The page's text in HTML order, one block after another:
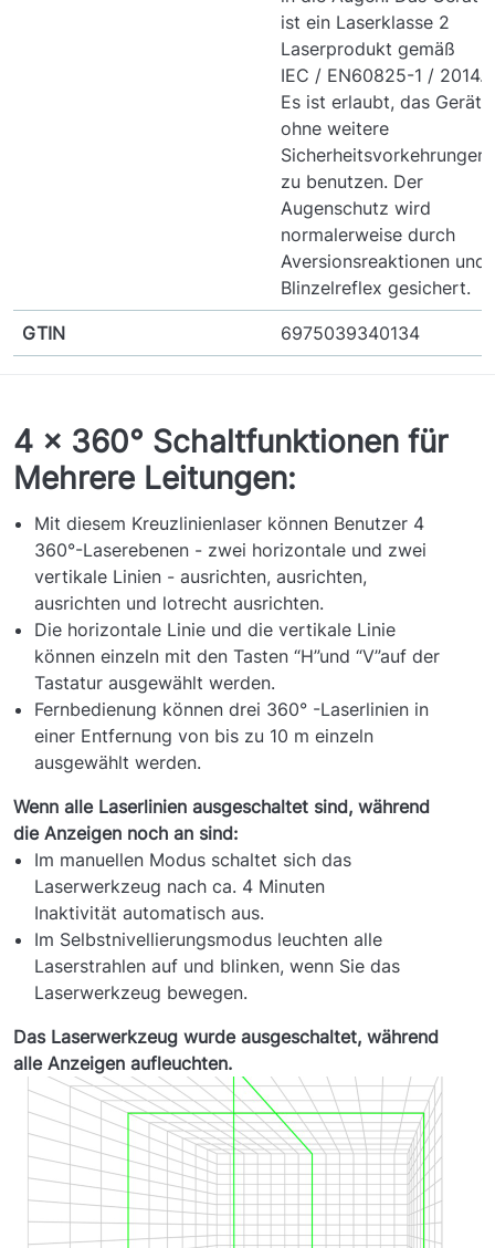
ist ein Laserklasse 2
Laserprodukt gemäß
IEC / EN60825-1 / 2014.
Es ist erlaubt, das Gerät
ohne weitere
Sicherheitsvorkehrungen
zu benutzen. Der
Augenschutz wird
normalerweise durch
Aversionsreaktionen und
Blinzelreflex gesichert.
GTIN 6975039340134
4 x 360° Schaltfunktionen für
Mehrere Leitungen:
Mit diesem Kreuzlinienlaser können Benutzer 4
360°-Laserebenen - zwei horizontale und zwei
vertikale Linien - ausrichten, ausrichten,
ausrichten und lotrecht ausrichten.
Die horizontale Linie und die vertikale Linie
können einzeln mit den Tasten “H”und “V”auf der
Tastatur ausgewählt werden.
Fernbedienung können drei 360° -Laserlinien in
einer Entfernung von bis zu 10 m einzeln
ausgewählt werden.
Wenn alle Laserlinien ausgeschaltet sind, während
die Anzeigen noch an sind:
Im manuellen Modus schaltet sich das
Laserwerkzeug nach ca. 4 Minuten
Inaktivität automatisch aus.
Im Selbstnivellierungsmodus leuchten alle
Laserstrahlen auf und blinken, wenn Sie das
Laserwerkzeug bewegen.
Das Laserwerkzeug wurde ausgeschaltet, während
alle Anzeigen aufleuchten.